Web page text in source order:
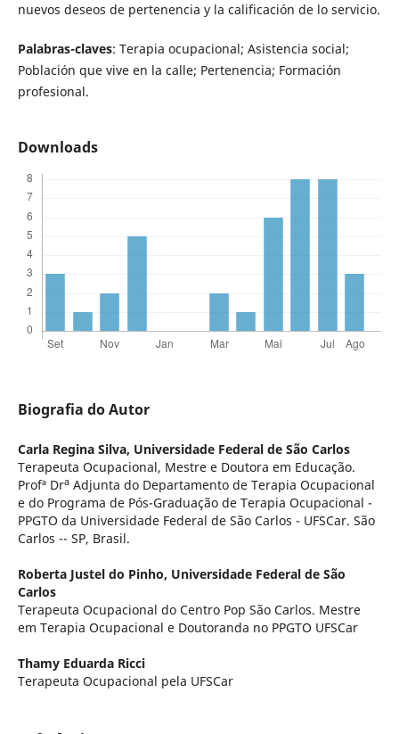
nuevos deseos de pertenencia y la calificación de lo servicio.
Palabras-claves: Terapia ocupacional; Asistencia social;
Población que vive en la calle; Pertenencia; Formación
profesional.
Downloads
Biografia do Autor
Carla Regina Silva, Universidade Federal de São Carlos
Terapeuta Ocupacional, Mestre e Doutora em Educação.
Profª DraAdjunta do Departamento de Terapia Ocupacional
e do Programa de Pós-Graduação de Terapia Ocupacional -
PPGTO da Universidade Federal de São Carlos - UFSCar. São
Carlos -- SP, Brasil.
Roberta Justel do Pinho, Universidade Federal de São
Carlos
Terapeuta Ocupacional do Centro Pop São Carlos. Mestre
em Terapia Ocupacional e Doutoranda no PPGTO UFSCar
Thamy Eduarda Ricci
Terapeuta Ocupacional pela UFSCar